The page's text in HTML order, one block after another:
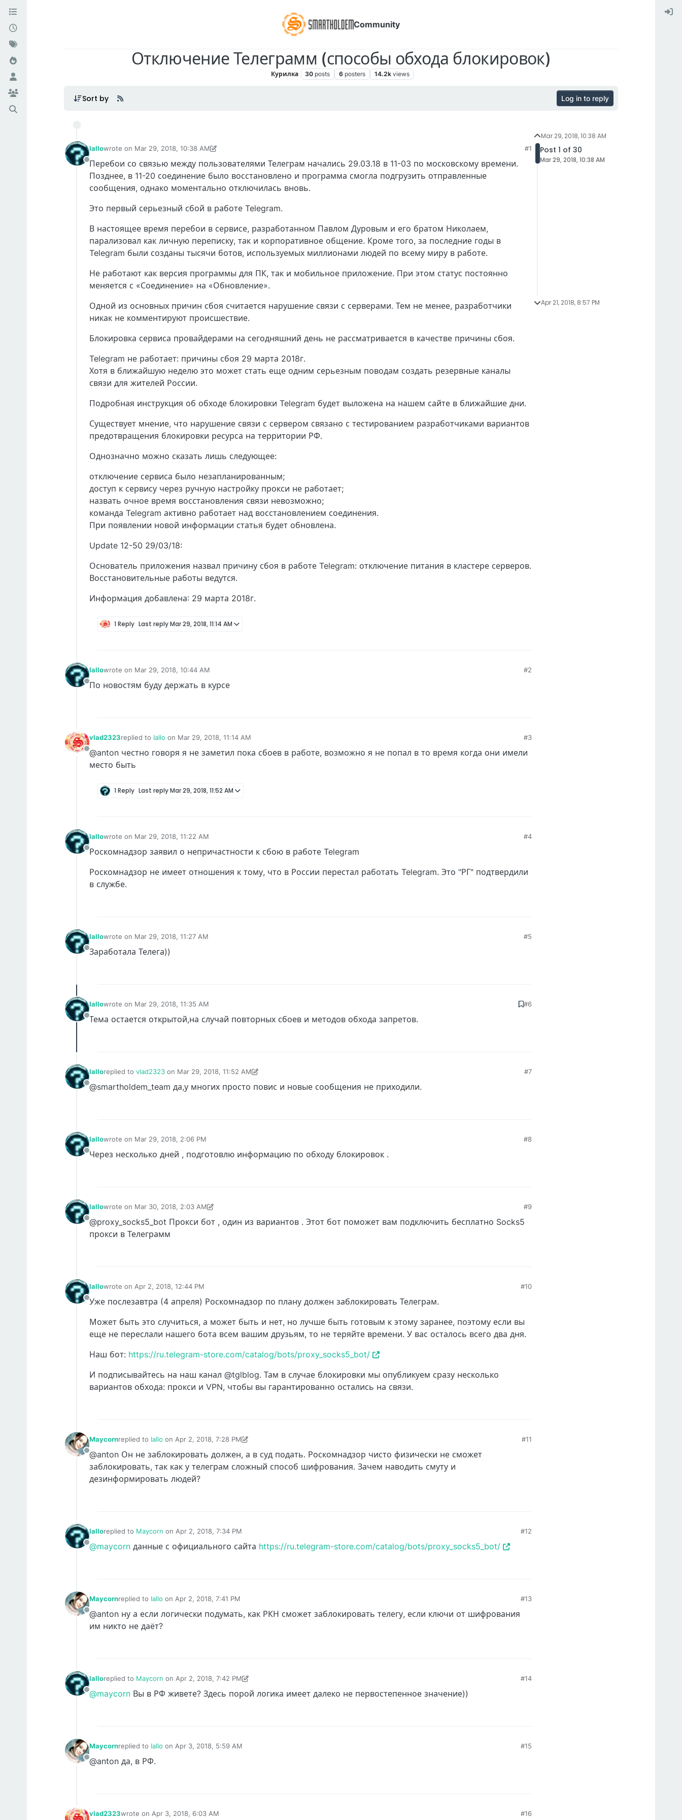
Community
Отключение Телеграмм (способы обхода блокировок)
Курилка 30 posts 6 posters 14.2k views
Sort by Log in to reply
Offline
Iallowrote on Mar 29, 2018, 10:38 AM
last edited by IalloMar 29, 2018, 11:41 AM
#1
Перебои со связью между пользователями Телеграм начались 29.03.18 в 11-03 по московскому времени.
Позднее, в 11-20 соединение было восстановлено и программа смогла подгрузить отправленные
сообщения, однако моментально отключилась вновь.
Это первый серьезный сбой в работе Telegram.
В настоящее время перебои в сервисе, разработанном Павлом Дуровым и его братом Николаем,
парализовал как личную переписку, так и корпоративное общение. Кроме того, за последние годы в
Telegram были созданы тысячи ботов, используемых миллионами людей по всему миру в работе.
Не работают как версия программы для ПК, так и мобильное приложение. При этом статус постоянно
меняется с «Соединение» на «Обновление».
Одной из основных причин сбоя считается нарушение связи с серверами. Тем не менее, разработчики
никак не комментируют происшествие.
Блокировка сервиса провайдерами на сегодняшний день не рассматривается в качестве причины сбоя.
Telegram не работает: причины сбоя 29 марта 2018г.
Хотя в ближайшую неделю это может стать еще одним серьезным поводам создать резервные каналы
связи для жителей России.
Подробная инструкция об обходе блокировки Telegram будет выложена на нашем сайте в ближайшие дни.
Существует мнение, что нарушение связи с сервером связано с тестированием разработчиками вариантов
предотвращения блокировки ресурса на территории РФ.
Однозначно можно сказать лишь следующее:
отключение сервиса было незапланированным;
доступ к сервису через ручную настройку прокси не работает;
назвать очное время восстановления связи невозможно;
команда Telegram активно работает над восстановлением соединения.
При появлении новой информации статья будет обновлена.
Update 12-50 29/03/18:
Основатель приложения назвал причину сбоя в работе Telegram: отключение питания в кластере серверов.
Восстановительные работы ведутся.
Информация добавлена: 29 марта 2018г.
1 Reply Last replyMar 29, 2018, 11:14 AM
Offline
Iallowrote on Mar 29, 2018, 10:44 AM
last edited by
#2
По новостям буду держать в курсе
Offline
vlad2323replied to Iallo on Mar 29, 2018, 11:14 AM
last edited by
#3
@anton честно говоря я не заметил пока сбоев в работе, возможно я не попал в то время когда они имели
место быть
1 Reply Last replyMar 29, 2018, 11:52 AM
Offline
Iallowrote on Mar 29, 2018, 11:22 AM
last edited by
#4
Роскомнадзор заявил о непричастности к сбою в работе Telegram
Роскомнадзор не имеет отношения к тому, что в России перестал работать Telegram. Это "РГ" подтвердили
в службе.
Offline
Iallowrote on Mar 29, 2018, 11:27 AM
last edited by
#5
Заработала Телега))
Offline
Iallowrote on Mar 29, 2018, 11:35 AM
last edited by
#6
Тема остается открытой,на случай повторных сбоев и методов обхода запретов.
Offline
Ialloreplied to vlad2323 on Mar 29, 2018, 11:52 AM
last edited by IalloMar 29, 2018, 11:52 AM
#7
@smartholdem_team да,у многих просто повис и новые сообщения не приходили.
Offline
Iallowrote on Mar 29, 2018, 2:06 PM
last edited by
#8
Через несколько дней , подготовлю информацию по обходу блокировок .
Offline
Iallowrote on Mar 30, 2018, 2:03 AM
last edited by IalloMar 30, 2018, 2:06 AM
#9
@proxy_socks5_bot Прокси бот , один из вариантов . Этот бот поможет вам подключить бесплатно Socks5
прокси в Телеграмм
Offline
Iallowrote on Apr 2, 2018, 12:44 PM
last edited by
#10
Уже послезавтра (4 апреля) Роскомнадзор по плану должен заблокировать Телеграм.
Может быть это случиться, а может быть и нет, но лучше быть готовым к этому заранее, поэтому если вы
еще не переслали нашего бота всем вашим друзьям, то не теряйте времени. У вас осталось всего два дня.
Наш бот: https://ru.telegram-store.com/catalog/bots/proxy_socks5_bot/
И подписывайтесь на наш канал @tglblog. Там в случае блокировки мы опубликуем сразу несколько
вариантов обхода: прокси и VPN, чтобы вы гарантированно остались на связи.
Offline
Maycornreplied to Iallo on Apr 2, 2018, 7:28 PM
last edited by MaycornApr 2, 2018, 7:30 PM
#11
@anton Он не заблокировать должен, а в суд подать. Роскомнадзор чисто физически не сможет
заблокировать, так как у телеграм сложный способ шифрования. Зачем наводить смуту и
дезинформировать людей?
Offline
Ialloreplied to Maycorn on Apr 2, 2018, 7:34 PM
last edited by
#12
@maycorn данные с официального сайта https://ru.telegram-store.com/catalog/bots/proxy_socks5_bot/
Offline
Maycornreplied to Iallo on Apr 2, 2018, 7:41 PM
last edited by
#13
@anton ну а если логически подумать, как РКН сможет заблокировать телегу, если ключи от шифрования
им никто не даёт?
Offline
Ialloreplied to Maycorn on Apr 2, 2018, 7:42 PM
last edited by IalloApr 2, 2018, 7:44 PM
#14
@maycorn Вы в РФ живете? Здесь порой логика имеет далеко не первостепенное значение))
Offline
Maycornreplied to Iallo on Apr 3, 2018, 5:59 AM
last edited by
#15
@anton да, в РФ.
vlad2323wrote on Apr 3, 2018, 6:03 AM
last edited by
#16
Mar 29, 2018, 10:38 AM
Post 1 of 30
Mar 29, 2018, 10:38 AM
Apr 21, 2018, 8:57 PM